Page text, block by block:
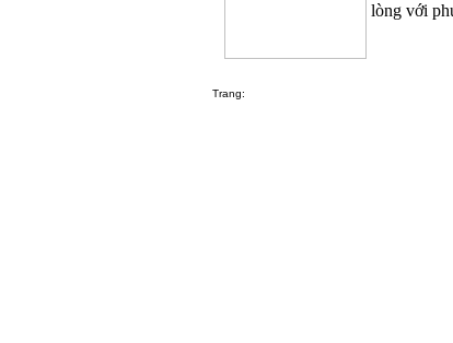
lòng với
Trang: